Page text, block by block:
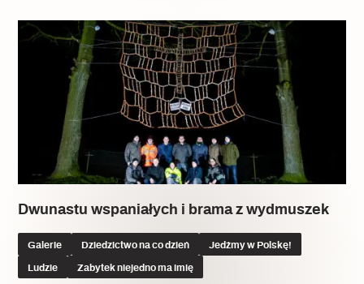
Dwunastu wspaniałych i brama z wydmuszek
Galerie Dziedzictwo na co dzień Jedźmy w Polskę!
Ludzie Zabytek niejedno ma imię